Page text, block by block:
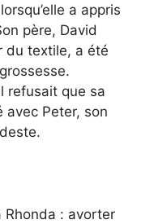
a appris
père, David
du textile, a été
refusait que sa
avec Peter, son
Rhonda : avorter